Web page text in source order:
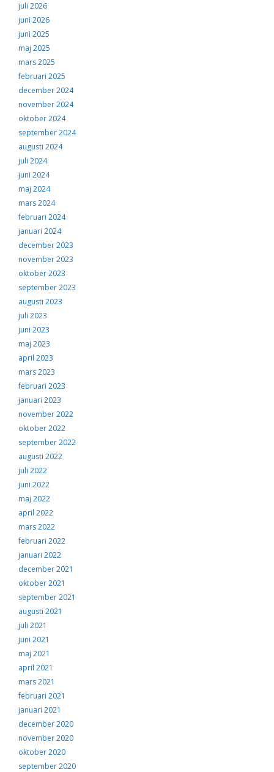
juli 2026
juni 2026
juni 2025
maj 2025
mars 2025
februari 2025
december 2024
november 2024
oktober 2024
september 2024
augusti 2024
juli 2024
juni 2024
maj 2024
mars 2024
februari 2024
januari 2024
december 2023
november 2023
oktober 2023
september 2023
augusti 2023
juli 2023
juni 2023
maj 2023
april 2023
mars 2023
februari 2023
januari 2023
november 2022
oktober 2022
september 2022
augusti 2022
juli 2022
juni 2022
maj 2022
april 2022
mars 2022
februari 2022
januari 2022
december 2021
oktober 2021
september 2021
augusti 2021
juli 2021
juni 2021
maj 2021
april 2021
mars 2021
februari 2021
januari 2021
december 2020
november 2020
oktober 2020
september 2020